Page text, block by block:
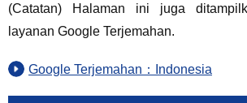
(Catatan) Halaman ini juga
layanan Google Terjemahan.
Google Terjemahan：Indonesia